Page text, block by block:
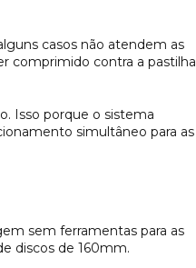
casos não atendem as
comprimido contra a pastilha
Isso porque o sistema
simultâneo para as
sem ferramentas para as
discos de 160mm.